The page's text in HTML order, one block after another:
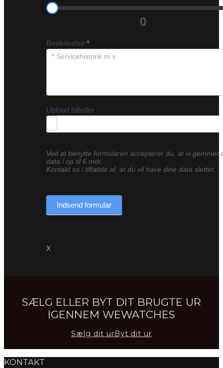
0
Beskrivelse *
Upload billeder
Ved at benytte formularen accepterer du, at vi gemmer
data i op til 6 mdr.
Kontakt os i tilfælde af, at du vil have dine data slettet.
Indsend formular
X
SÆLG ELLER BYT DIT BRUGTE UR
IGENNEM WEWATCHES
Sælg dit urByt dit ur
KONTAKT